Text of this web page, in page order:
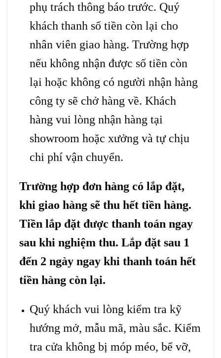
phụ trách thông báo trước. Quý
khách thanh số tiền còn lại cho
nhân viên giao hàng. Trường hợp
nếu không nhận được số tiền còn
lại hoặc không có người nhận hàng
công ty sẽ chở hàng về. Khách
hàng vui lòng nhận hàng tại
showroom hoặc xưởng và tự chịu
chi phí vận chuyển.
Trường hợp đơn hàng có lắp đặt,
khi giao hàng sẽ thu hết tiền hàng.
Tiền lắp đặt được thanh toán ngay
sau khi nghiệm thu. Lắp đặt sau 1
đến 2 ngày ngay khi thanh toán hết
tiền hàng còn lại.
Quý khách vui lòng kiểm tra kỹ
hướng mở, mẫu mã, màu sắc. Kiểm
tra cửa không bị móp méo, bể vỡ,